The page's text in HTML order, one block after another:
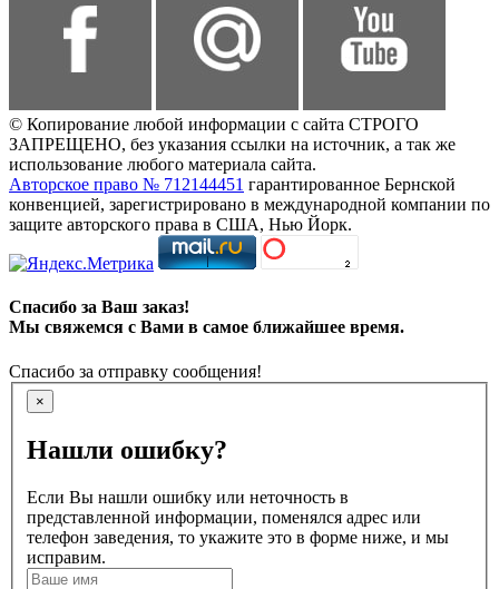
© Копирование любой информации с сайта СТРОГО
ЗАПРЕЩЕНО, без указания ссылки на источник, а так же
использование любого материала сайта.
Авторское право № 712144451 гарантированное Бернской
конвенцией, зарегистрировано в международной компании по
защите авторского права в США, Нью Йорк.
Спасибо за Ваш заказ!
Мы свяжемся с Вами в самое ближайшее время.
Спасибо за отправку сообщения!
×
Нашли ошибку?
Если Вы нашли ошибку или неточность в
представленной информации, поменялся адрес или
телефон заведения, то укажите это в форме ниже, и мы
исправим.